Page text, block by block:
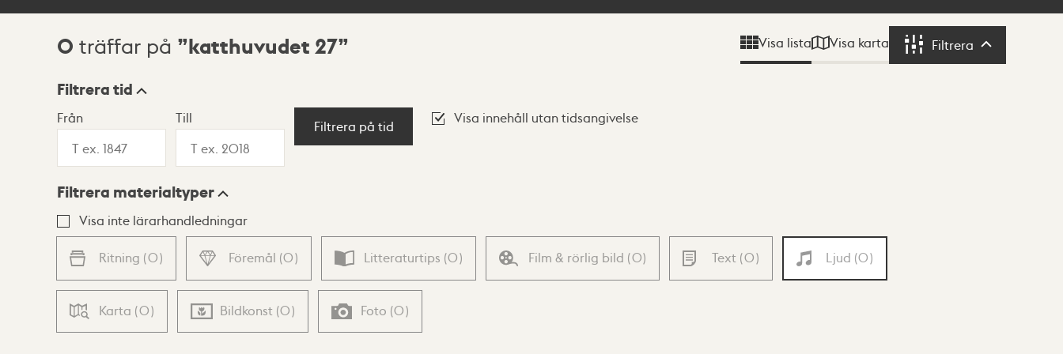
Sökresultat
0 träffar på katthuvudet 27 Visa lista Visa karta Filtrera Filtrera
Visningsläge
Lista Karta
Filtrera tid
Från Till
Filtrera på tid
Visa innehåll utan tidsangivelse
Filtrera materialtyper
Visa inte lärarhandledningar
Ritning (0) Föremål (0) Litteraturtips (0) Film & rörlig bild (0) Text (0) Ljud (0)
Karta (0) Bildkonst (0) Foto (0)